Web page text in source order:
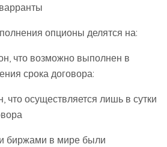
опционы делятся на:
что возможно выполнен в
срока договора:
что осуществляется лишь в сутки
в мире были